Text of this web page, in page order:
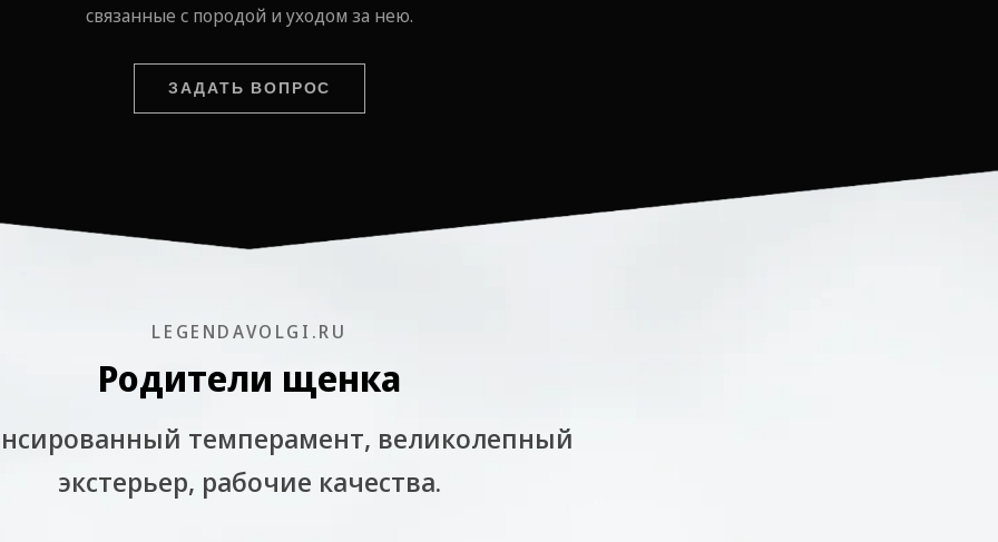
связанные с породой и уходом за нею.
ЗАДАТЬ ВОПРОС
LEGENDAVOLGI.RU
Родители щенка
темперамент, великолепный
экстерьер, рабочие качества.